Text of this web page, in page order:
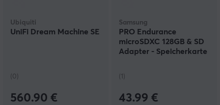
Ubiquiti
UniFi Dream Machine SE
(0)
560.90 €
Samsung
PRO Endurance
microSDXC 128GB & SD
Adapter - Speicherkarte
(1)
43.99 €